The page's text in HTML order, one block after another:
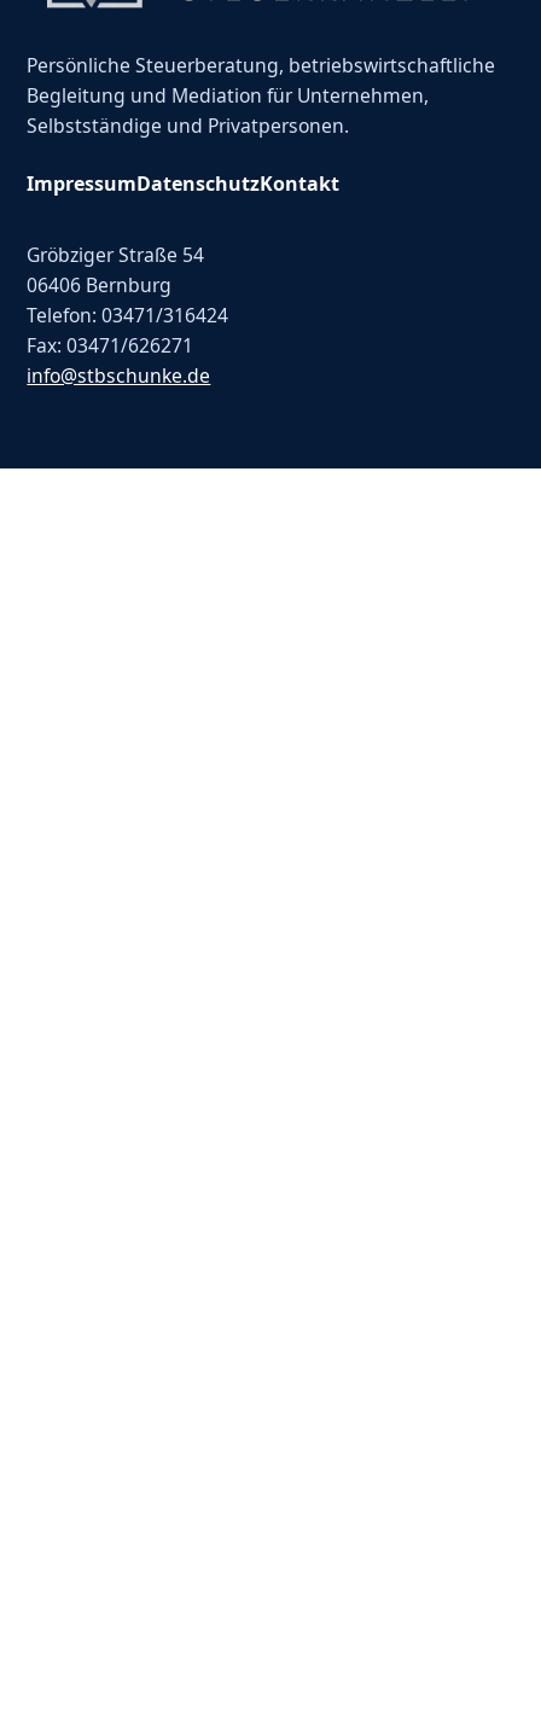
Persönliche Steuerberatung, betriebswirtschaftliche
Begleitung und Mediation für Unternehmen,
Selbstständige und Privatpersonen.
ImpressumDatenschutzKontakt
Gröbziger Straße 54
06406 Bernburg
Telefon: 03471/316424
Fax: 03471/626271
info@stbschunke.de